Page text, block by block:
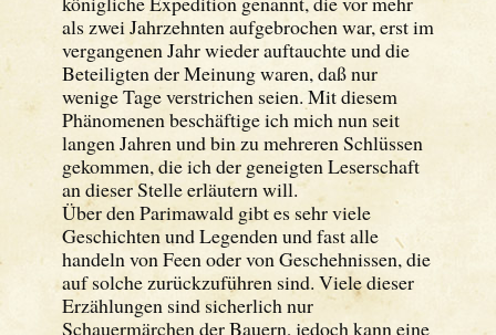
als zwei Jahrzehnten aufgebrochen war, erst im
vergangenen Jahr wieder auftauchte und die
Beteiligten der Meinung waren, daß nur
wenige Tage verstrichen seien. Mit diesem
Phänomenen beschäftige ich mich nun seit
langen Jahren und bin zu mehreren Schlüssen
gekommen, die ich der geneigten Leserschaft
an dieser Stelle erläutern will.
Über den Parimawald gibt es sehr viele
Geschichten und Legenden und fast alle
handeln von Feen oder von Geschehnissen, die
auf solche zurückzuführen sind. Viele dieser
Erzählungen sind sicherlich nur
Schauermärchen der Bauern, jedoch kann eine